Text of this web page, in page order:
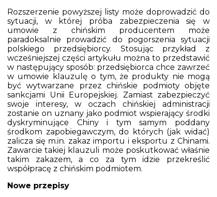
Rozszerzenie powyższej listy może doprowadzić do
sytuacji, w której próba zabezpieczenia się w
umowie z chińskim producentem może
paradoksalnie prowadzić do pogorszenia sytuacji
polskiego przedsiębiorcy. Stosując przykład z
wcześniejszej części artykułu można to przedstawić
w następujący sposób: przedsiębiorca chce zawrzeć
w umowie klauzulę o tym, że produkty nie mogą
być wytwarzane przez chińskie podmioty objęte
sankcjami Unii Europejskiej. Zamiast zabezpieczyć
swoje interesy, w oczach chińskiej administracji
zostanie on uznany jako podmiot wspierający środki
dyskryminujące Chiny i tym samym poddany
środkom zapobiegawczym, do których (jak widać)
zalicza się m.in. zakaz importu i eksportu z Chinami.
Zawarcie takiej klauzuli może poskutkować właśnie
takim zakazem, a co za tym idzie przekreślić
współpracę z chińskim podmiotem.
Nowe przepisy